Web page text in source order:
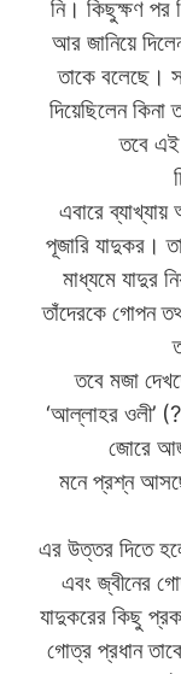
নি। কিছুক্ষণ পর
আর জানিয়ে
তাকে বলেছে।
দিয়েছিলেন
তবে এই
এবারে
পূজারি যাদুকর।
মাধ্যমে যাদুর
তাঁদেরকে গোপন
তবে মজা
‘আল্লাহর ওলী’
জোরে
মনে প্রশ্ন
এর উত্তর দিতে
এবং জ্বীনের
যাদুকরের কিছু
গোত্র প্রধান